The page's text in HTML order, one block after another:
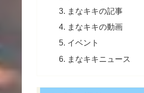
まなキキの記事
まなキキの動画
イベント
まなキキニュース